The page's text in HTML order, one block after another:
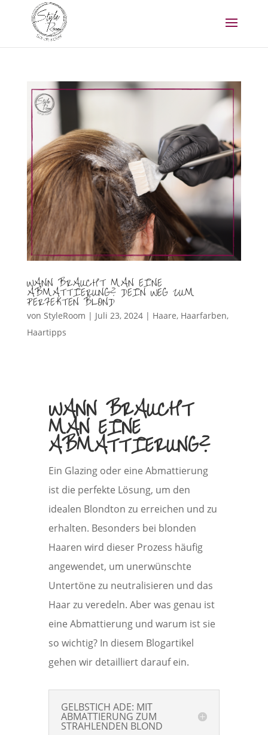
WANN BRAUCHT MAN EINE
ABMATTIERUNG? DEIN WEG ZUM
PERFEKTEN BLOND
von StyleRoom | Juli 23, 2024| Haare, Haarfarben,
Haartipps
WANN BRAUCHT
MAN EINE
ABMATTIERUNG?
Ein Glazing oder eine Abmattierung
ist die perfekte Lösung, um den
idealen Blondton zu erreichen und zu
erhalten. Besonders bei blonden
Haaren wird dieser Prozess häufig
angewendet, um unerwünschte
Untertöne zu neutralisieren und das
Haar zu veredeln. Aber was genau ist
eine Abmattierung und warum ist sie
so wichtig? In diesem Blogartikel
gehen wir detailliert darauf ein.
GELBSTICH ADE: MIT
ABMATTIERUNG ZUM
STRAHLENDEN BLOND